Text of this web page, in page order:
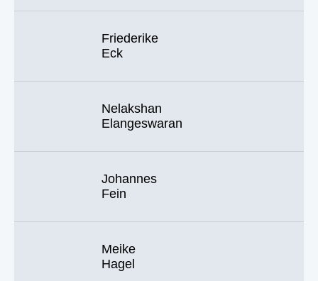
Friederike
Eck
Nelakshan
Elangeswaran
Johannes
Fein
Meike
Hagel